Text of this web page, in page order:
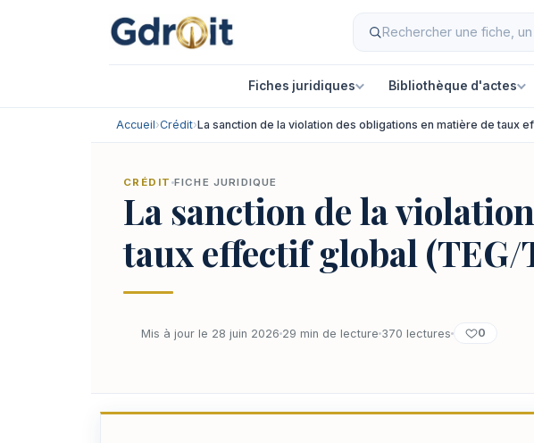
Fiches juridiques Bibliothèque d'actes
Accueil›Crédit›La sanction de la violation des obligations en matière de taux
CRÉDIT FICHE JURIDIQUE
La sanction de la
taux effectif global (TEG/
Mis à jour le 28 juin 2026 29 min de lecture 370 lectures 0